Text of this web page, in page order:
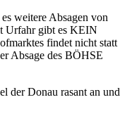
weitere Absagen von
Urfahr gibt es KEIN
findet nicht statt
Absage des BÖHSE
der Donau rasant an und